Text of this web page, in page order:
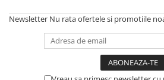
Lant bicicleta
Newsletter Nu rata ofertele si promotiile